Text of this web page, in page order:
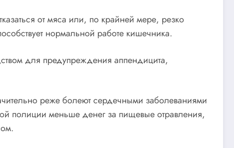
от мяса или, по крайней мере, резко
нормальной работе кишечника.
для предупреждения аппендицита,
реже болеют сердечными заболеваниями
полиции меньше денег за пищевые отравления,